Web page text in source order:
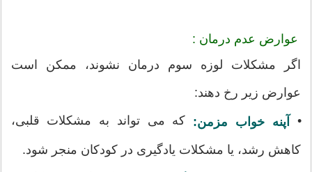
عوارض عدم درمان :
اگر مشکلات لوزه سوم درمان نشوند، ممکن است
عوارض زیر رخ دهند:
• آپنه خواب مزمن: که می تواند به مشکلات قلبی،
کاهش رشد، یا مشکلات یادگیری در کودکان منجر شود.